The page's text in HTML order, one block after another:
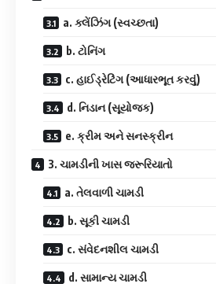
a. ક્લેંઝિંગ (સ્વચ્છતા)
b. ટોનિંગ
c. હાઈડ્રેટિંગ (આધારભૂત કરવું)
d. નિડાન (સૂયોજક)
e. ક્રીમ અને સનસ્ક્રીન
3. ચામડીની ખાસ જરૂરિયાતો
a. તેલવાળી ચામડી
b. સૂકી ચામડી
c. સંવેદનશીલ ચામડી
d. સામાન્ય ચામડી